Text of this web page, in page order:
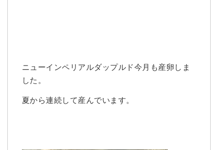
ニューインペリアルダップルド今月も産卵しま
した。
夏から連続して産んでいます。